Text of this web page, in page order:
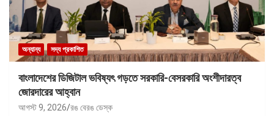
অন্যান্য সদ্য প্রকাশিত
বাংলাদেশের ডিজিটাল ভবিষ্যৎ গড়তে সরকারি-বেসরকারি অংশীদারত্ব
জোরদারের আহ্বান
আগস্ট 9, 2026 রঙ বেরঙ ডেস্ক